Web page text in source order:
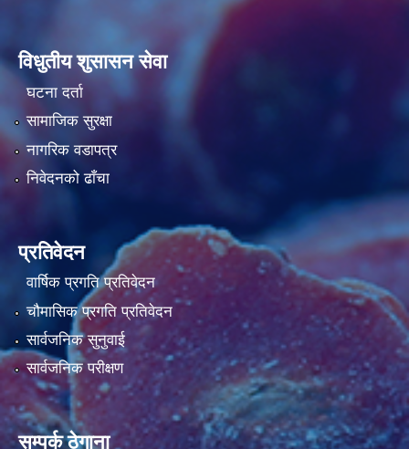
विधुतीय शुसासन सेवा
घटना दर्ता
सामाजिक सुरक्षा
नागरिक वडापत्र
निवेदनको ढाँचा
प्रतिवेदन
वार्षिक प्रगति प्रतिवेदन
चौमासिक प्रगति प्रतिवेदन
सार्वजनिक सुनुवाई
सार्वजनिक परीक्षण
सम्पर्क ठेगाना